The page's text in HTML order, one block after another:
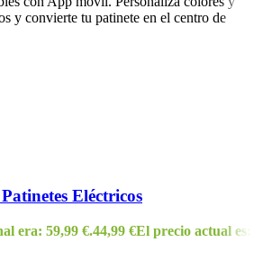
y convierte tu patinete en el centro de
Eléctricos
era: 59,99 €.44,99 €El precio actual es: